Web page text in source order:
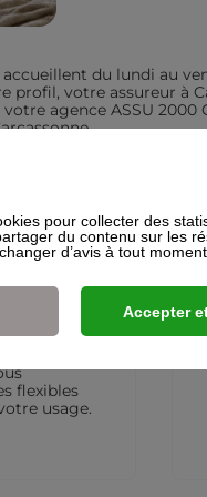
du lundi au
profil, votre assureur à
agence ASSU 2000
suit
flexibles
usage.
pour collecter des
du contenu sur les
d’avis à tout
Accepter